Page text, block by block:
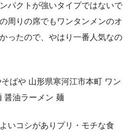
パクトが強いタイプではないで
周りの席でもワンタンメンのオ
ったので、やはり一番人気なの
いコシがありプリ・モチな食